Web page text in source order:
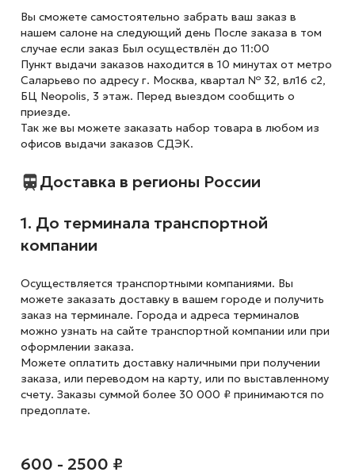
Вы сможете самостоятельно забрать ваш заказ в
нашем салоне на следующий день После заказа в том
случае если заказ Был осуществлён до 11:00
Пункт выдачи заказов находится в 10 минутах от метро
Саларьево по адресу г. Москва, квартал № 32, вл16 с2,
БЦ Neopolis, 3 этаж. Перед выездом сообщить о
приезде.
Так же вы можете заказать набор товара в любом из
офисов выдачи заказов СДЭК.
Доставка в регионы России
1. До терминала транспортной
компании
Осуществляется транспортными компаниями. Вы
можете заказать доставку в вашем городе и получить
заказ на терминале. Города и адреса терминалов
можно узнать на сайте транспортной компании или при
оформлении заказа.
Можете оплатить доставку наличными при получении
заказа, или переводом на карту, или по выставленному
счету. Заказы суммой более 30 000 ₽ принимаются по
предоплате.
600 - 2500 ₽